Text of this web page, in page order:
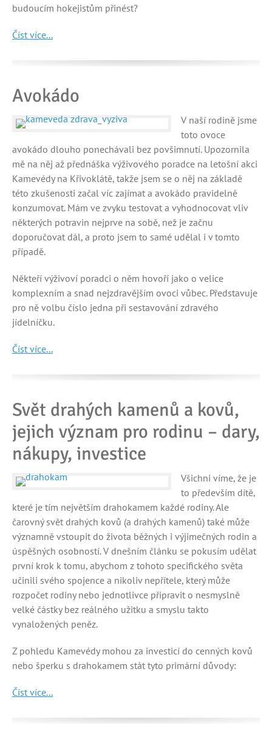
budoucím hokejistům přinést?
Číst více...
Avokádo
V naší rodině jsme
toto ovoce
avokádo dlouho ponechávali bez povšimnutí. Upozornila
mě na něj až přednáška výživového poradce na letošní akci
Kamevédy na Křivoklátě, takže jsem se o něj na základě
této zkušenosti začal víc zajímat a avokádo pravidelně
konzumovat. Mám ve zvyku testovat a vyhodnocovat vliv
některých potravin nejprve na sobě, než je začnu
doporučovat dál, a proto jsem to samé udělal i v tomto
případě.
Někteří výživoví poradci o něm hovoří jako o velice
komplexním a snad nejzdravějším ovoci vůbec. Představuje
pro ně volbu číslo jedna při sestavování zdravého
jídelníčku.
Číst více...
Svět drahých kamenů a kovů,
jejich význam pro rodinu – dary,
nákupy, investice
Všichni víme, že je
to především dítě,
které je tím největším drahokamem každé rodiny. Ale
čarovný svět drahých kovů (a drahých kamenů) také může
významně vstoupit do života běžných i výjimečných rodin a
úspěšných osobností. V dnešním článku se pokusím udělat
první krok k tomu, abychom z tohoto specifického světa
učinili svého spojence a nikoliv nepřítele, který může
rozpočet rodiny nebo jednotlivce připravit o nesmyslně
velké částky bez reálného užitku a smyslu takto
vynaložených peněz.
Z pohledu Kamevédy mohou za investicí do cenných kovů
nebo šperku s drahokamem stát tyto primární důvody:
Číst více...